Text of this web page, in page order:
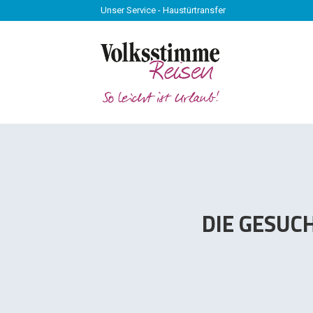
Unser Service - Haustürtransfer
Unser Service - Haustürtransfer
DIE